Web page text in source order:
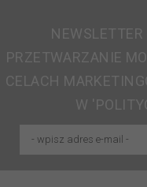
PRZETWARZANIE
CELACH
W